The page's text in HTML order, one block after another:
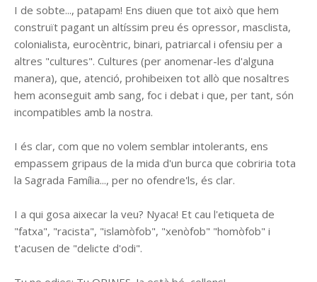
I de sobte..., patapam! Ens diuen que tot això que hem
construït pagant un altíssim preu és opressor, masclista,
colonialista, eurocèntric, binari, patriarcal i ofensiu per a
altres "cultures". Cultures (per anomenar-les d'alguna
manera), que, atenció, prohibeixen tot allò que nosaltres
hem aconseguit amb sang, foc i debat i que, per tant, són
incompatibles amb la nostra.
I és clar, com que no volem semblar intolerants, ens
empassem gripaus de la mida d'un burca que cobriria tota
la Sagrada Família..., per no ofendre'ls, és clar.
I a qui gosa aixecar la veu? Nyaca! Et cau l'etiqueta de
"fatxa", "racista", "islamòfob", "xenòfob" "homòfob" i
t'acusen de "delicte d'odi".